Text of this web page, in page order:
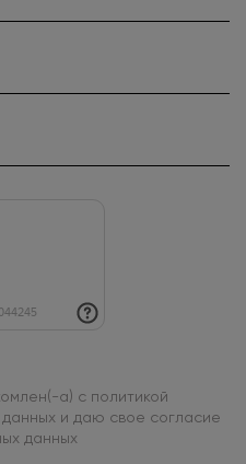
а) с политикой
и даю свое согласие
данных